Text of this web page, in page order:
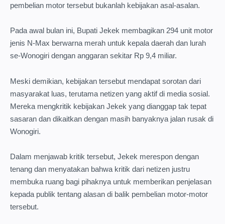
pembelian motor tersebut bukanlah kebijakan asal-asalan.
Pada awal bulan ini, Bupati Jekek membagikan 294 unit motor
jenis N-Max berwarna merah untuk kepala daerah dan lurah
se-Wonogiri dengan anggaran sekitar Rp 9,4 miliar.
Meski demikian, kebijakan tersebut mendapat sorotan dari
masyarakat luas, terutama netizen yang aktif di media sosial.
Mereka mengkritik kebijakan Jekek yang dianggap tak tepat
sasaran dan dikaitkan dengan masih banyaknya jalan rusak di
Wonogiri.
Dalam menjawab kritik tersebut, Jekek merespon dengan
tenang dan menyatakan bahwa kritik dari netizen justru
membuka ruang bagi pihaknya untuk memberikan penjelasan
kepada publik tentang alasan di balik pembelian motor-motor
tersebut.